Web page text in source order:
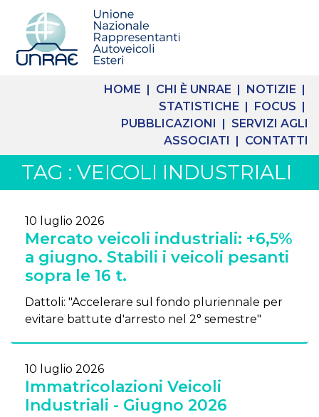
HOME | CHI È UNRAE | NOTIZIE |
STATISTICHE | FOCUS |
PUBBLICAZIONI | SERVIZI AGLI
ASSOCIATI | CONTATTI
TAG : VEICOLI INDUSTRIALI
10 luglio 2026
Mercato veicoli industriali: +6,5%
a giugno. Stabili i veicoli pesanti
sopra le 16 t.
Dattoli: "Accelerare sul fondo pluriennale per
evitare battute d'arresto nel 2° semestre"
10 luglio 2026
Immatricolazioni Veicoli
Industriali - Giugno 2026